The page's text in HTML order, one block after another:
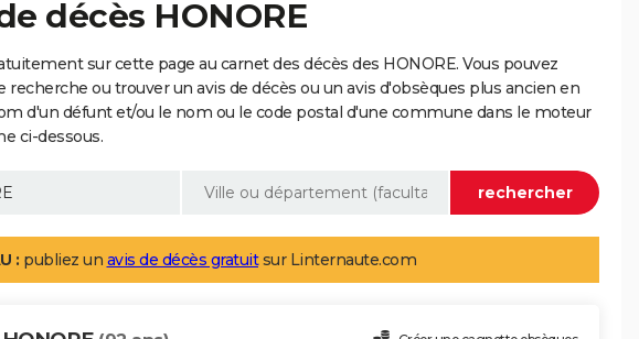
décès HONORE
sur cette page au carnet des décès des HONORE. Vous pouvez
recherche ou trouver un avis de décès ou un avis d'obsèques plus ancien en
d'un défunt et/ou le nom ou le code postal d'une commune dans le moteur
ci-dessous.
: publiez un avis de décès gratuitsur Linternaute.com